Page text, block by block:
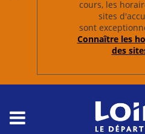
cours, les
sites
sont
Connaître les
des